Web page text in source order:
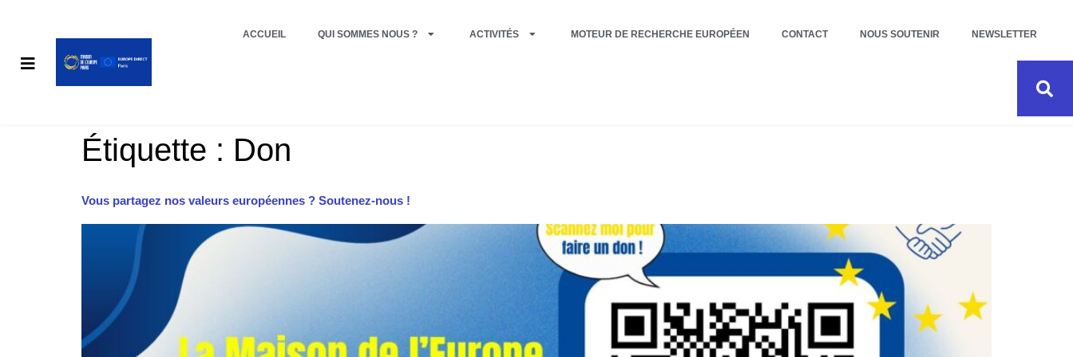
ACCUEIL QUI SOMMES NOUS ? ACTIVITÉS MOTEUR DE RECHERCHE EUROPÉEN CONTACT NOUS SOUTENIR NEWSLETTER
Étiquette : Don
Vous partagez nos valeurs européennes ? Soutenez-nous !